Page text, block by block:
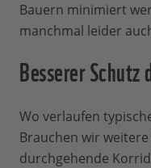
Bauern minimiert
manchmal leider
Besserer
Wo verlaufen
Brauchen wir
durchgehende